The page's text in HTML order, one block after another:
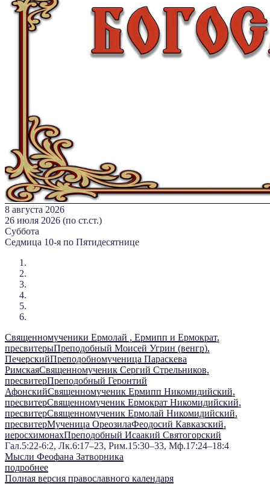
8 августа 2026
26 июля 2026 (по ст.ст.)
Суббота
Седмица 10-я по Пятидесятнице
Священномученики Ермолай , Ермипп и Ермократ,
пресвитерыПреподобный Моисей Угрин (венгр),
ПечерскийПреподобномученица Параскева
РимскаяСвященномученик Сергий Стрельников,
пресвитерПреподобный Геронтий
АфонскийСвященномученик Ермипп Никомидийский,
пресвитерСвященномученик Ермократ Никомидийский,
пресвитерСвященномученик Ермолай Никомидийский,
пресвитерМученица ОреозилаФеодосий Кавказский,
иеросхимонахПреподобный Исаакий Святогорский
Гал.5:22-6:2, Лк.6:17–23, Рим.15:30–33, Мф.17:24–18:4
Мысли Феофана Затворника
подробнее
Полная версия православного календаря